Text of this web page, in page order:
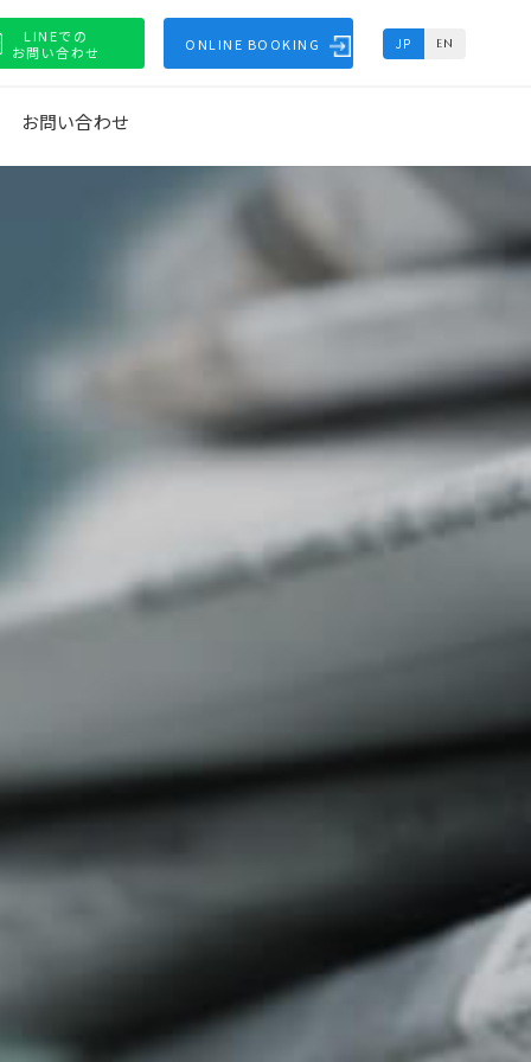
LINEでの
お問い合わせ
ONLINE BOOKING JP EN
お問い合わせ